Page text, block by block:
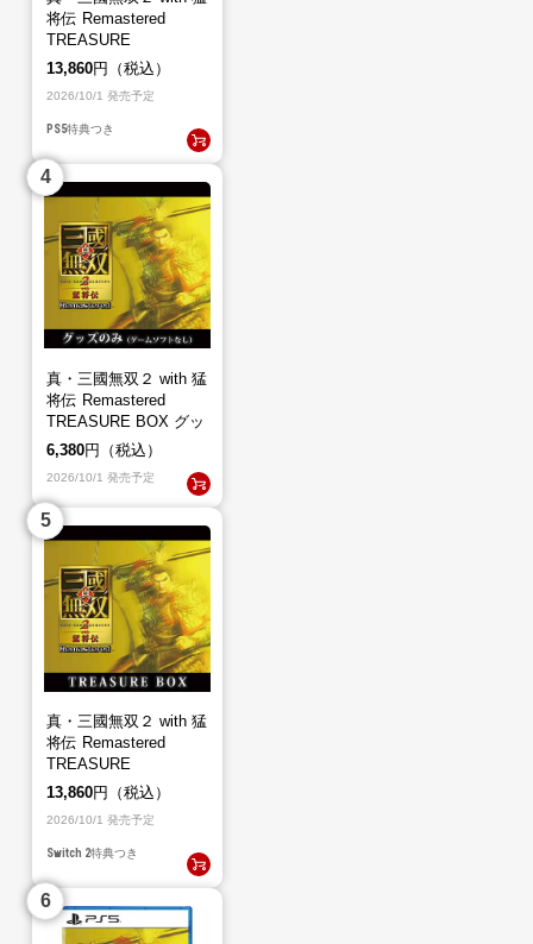
将伝 Remastered
TREASURE
BOX（PS5）
13,860円（税込）
2026/10/1 発売予定
PS5特典つき
真・三國無双２ with 猛
将伝 Remastered
TREASURE BOX グッ
ズのみ（ゲームソフト
6,380円（税込）
2026/10/1 発売予定
真・三國無双２ with 猛
将伝 Remastered
TREASURE
BOX（Switch2）
13,860円（税込）
2026/10/1 発売予定
Switch 2特典つき